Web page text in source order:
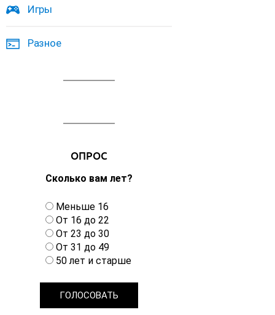
Игры
Разное
ОПРОС
Сколько вам лет?
В
а
р
и
а
Меньше 16
От 16 до 22
От 23 до 30
От 31 до 49
50 лет и старше